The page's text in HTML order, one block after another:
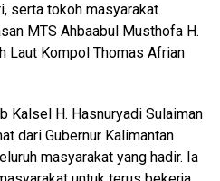
serta tokoh masyarakat
MTS Ahbaabul Musthofa H.
Laut Kompol Thomas Afrian
Kalsel H. Hasnuryadi Sulaiman
dari Gubernur Kalimantan
masyarakat yang hadir. Ia